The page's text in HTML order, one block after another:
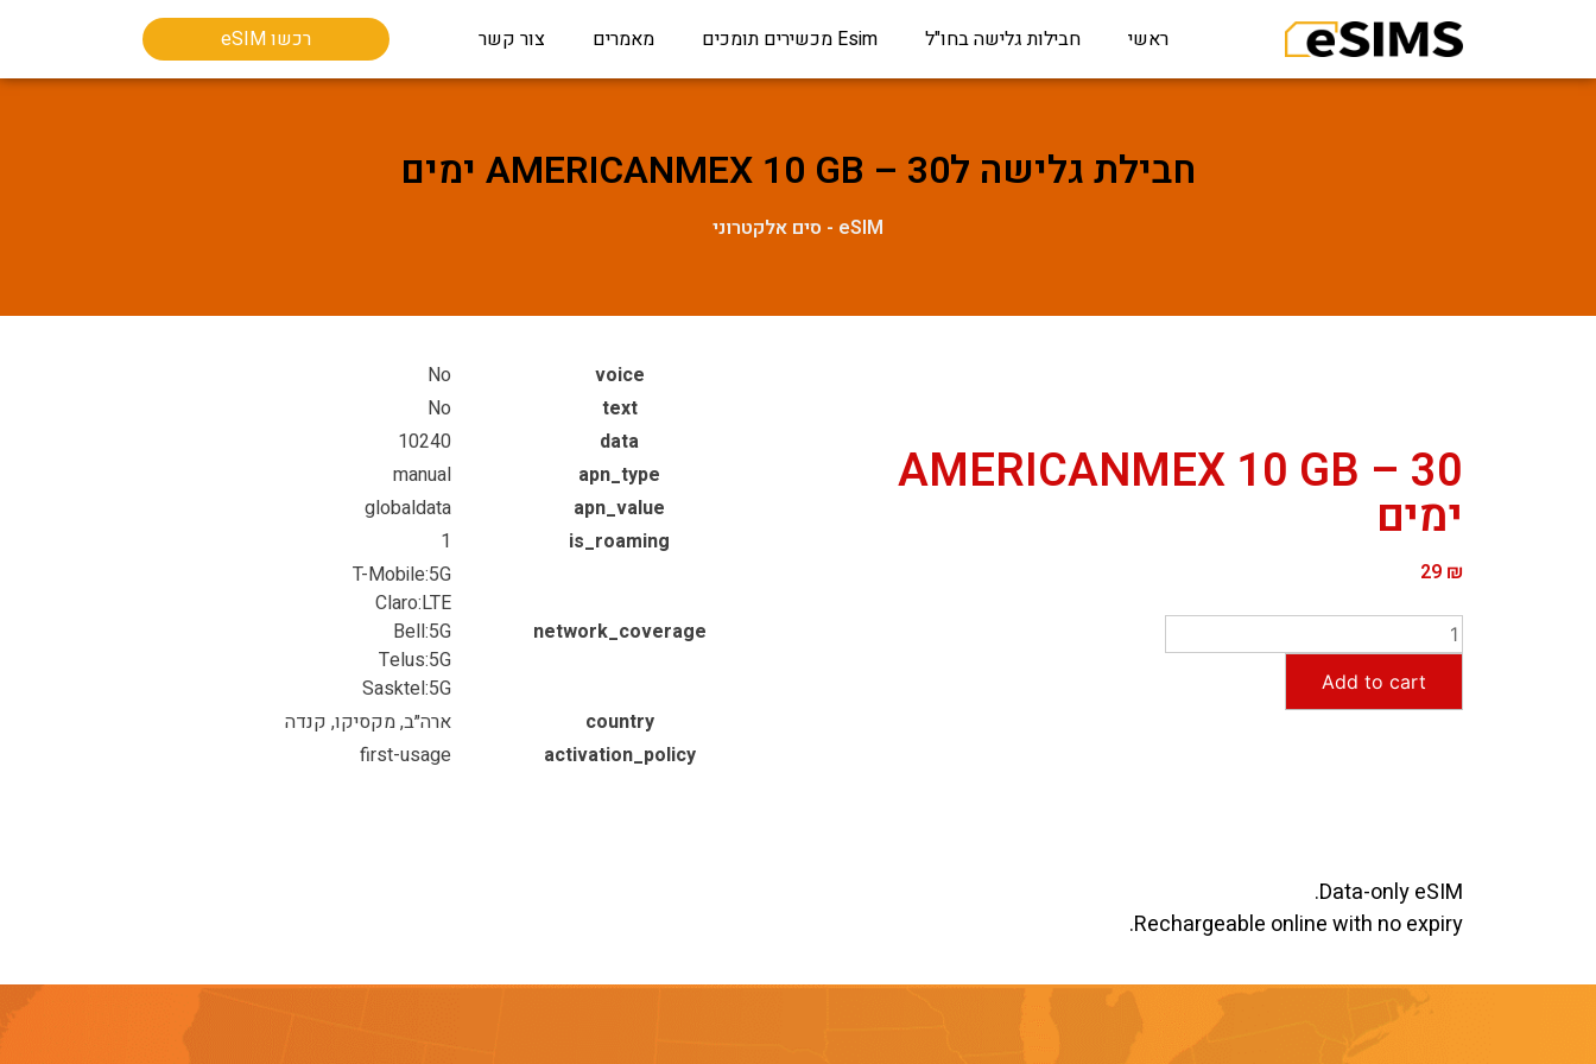
ראשי חבילות גלישה בחו"ל Esim מכשירים תומכים מאמרים צור קשר רכשו eSIM
חבילת גלישה לAMERICANMEX 10 GB – 30 ימים
eSIM - סים אלקטרוני
AMERICANMEX 10 GB – 30
ימים
29 ₪
Add to cart
voice
No
text
No
data
10240
apn_type
manual
apn_value
globaldata
is_roaming
1
network_coverage
T-Mobile:5G
Claro:LTE
Bell:5G
Telus:5G
Sasktel:5G
country
ארה״ב, מקסיקו, קנדה
activation_policy
first-usage
Data-only eSIM.
Rechargeable online with no expiry.